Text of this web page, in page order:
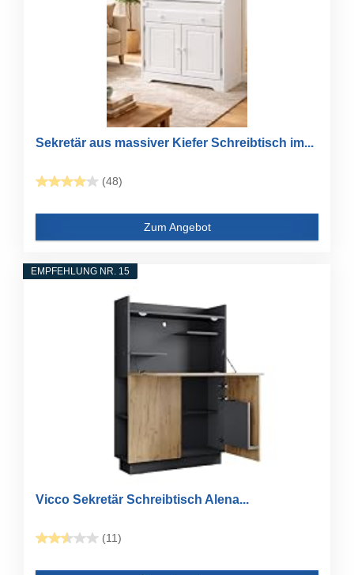
Sekretär aus massiver Kiefer Schreibtisch im...
(48)
Zum Angebot
EMPFEHLUNG NR. 15
Vicco Sekretär Schreibtisch Alena...
(11)